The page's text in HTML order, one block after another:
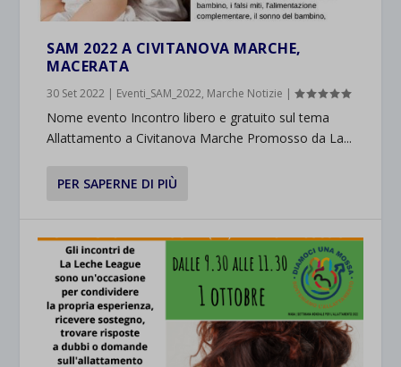
SAM 2022 A CIVITANOVA MARCHE,
MACERATA
30 Set 2022 | Eventi_SAM_2022, Marche Notizie |
Nome evento Incontro libero e gratuito sul tema
Allattamento a Civitanova Marche Promosso da La...
PER SAPERNE DI PIÙ